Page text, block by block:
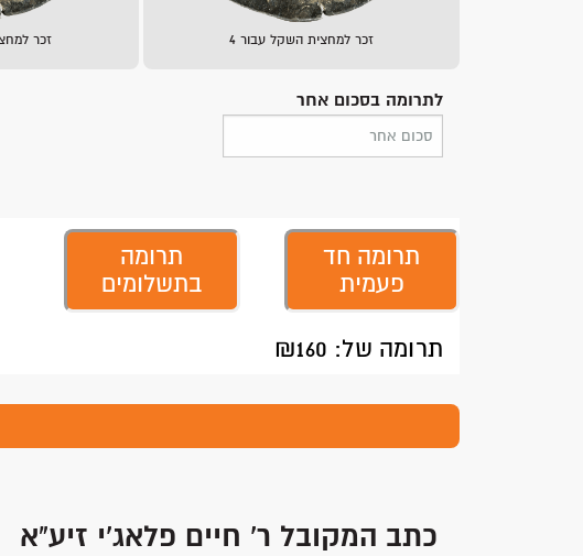
זכר למחצית השקל עבור 4 זכר
לתרומה בסכום אחר
תרומה חד
פעמית
תרומה
בתשלומים
תרומה של: ₪ 160
כתב המקובל ר' חיים פלאג'י זיע"א